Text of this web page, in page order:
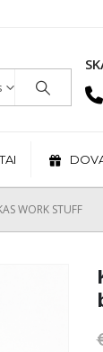
WORK STUFF